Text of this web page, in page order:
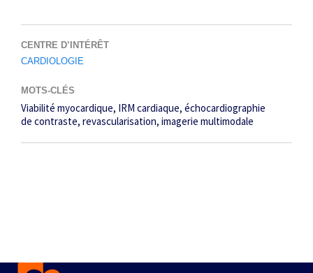
CENTRE D’INTÉRÊT
CARDIOLOGIE
MOTS-CLÉS
Viabilité myocardique IRM cardiaque échocardiographie
de contraste revascularisation imagerie multimodale